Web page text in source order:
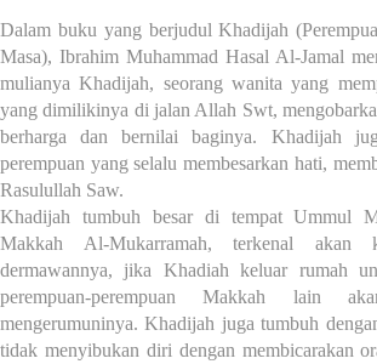
Dalam buku yang berjudul Khadijah
Masa), Ibrahim Muhammad Hasal Al-Jamal
mulianya Khadijah, seorang wanita yang
yang dimilikinya di jalan Allah Swt,
berharga dan bernilai baginya. Khadijah
perempuan yang selalu membesarkan hati,
Rasulullah Saw.
Khadijah tumbuh besar di tempat Ummul
Makkah Al-Mukarramah, terkenal akan
dermawannya, jika Khadiah keluar rumah
perempuan-perempuan Makkah lain
mengerumuninya. Khadijah juga tumbuh
tidak menyibukan diri dengan membicarakan